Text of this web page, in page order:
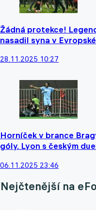
Žádná protekce!
nasadil syna v
28.11.2025 10:27
Horníček v brance
góly. Lyon s českým
06.11.2025 23:46
Nejčtenější na